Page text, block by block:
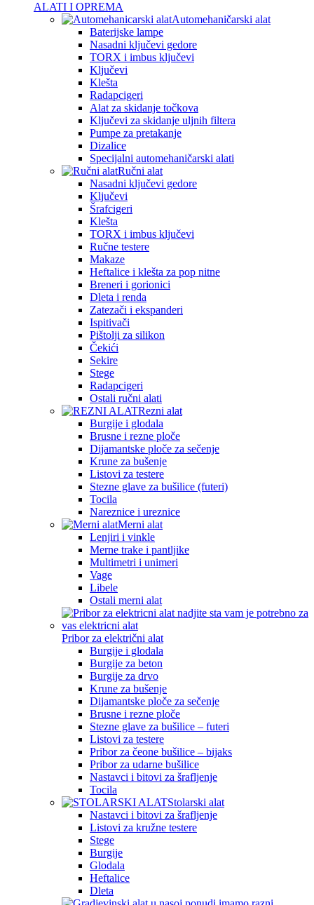
ALATI I OPREMA
Automehaničarski alat
Baterijske lampe
Nasadni ključevi gedore
TORX i imbus ključevi
Ključevi
Klešta
Radapcigeri
Alat za skidanje točkova
Ključevi za skidanje uljnih filtera
Pumpe za pretakanje
Dizalice
Specijalni automehaničarski alati
Ručni alat
Nasadni ključevi gedore
Ključevi
Šrafcigeri
Klešta
TORX i imbus ključevi
Ručne testere
Makaze
Heftalice i klešta za pop nitne
Breneri i gorionici
Dleta i renda
Zatezači i ekspanderi
Ispitivači
Pištolji za silikon
Čekići
Sekire
Stege
Radapcigeri
Ostali ručni alati
Rezni alat
Burgije i glodala
Brusne i rezne ploče
Dijamantske ploče za sečenje
Krune za bušenje
Listovi za testere
Stezne glave za bušilice (futeri)
Tocila
Nareznice i ureznice
Merni alat
Lenjiri i vinkle
Merne trake i pantljike
Multimetri i unimeri
Vage
Libele
Ostali merni alat
Pribor za električni alat
Burgije i glodala
Burgije za beton
Burgije za drvo
Krune za bušenje
Dijamantske ploče za sečenje
Brusne i rezne ploče
Stezne glave za bušilice – futeri
Listovi za testere
Pribor za čeone bušilice – bijaks
Pribor za udarne bušilice
Nastavci i bitovi za šrafljenje
Tocila
Stolarski alat
Nastavci i bitovi za šrafljenje
Listovi za kružne testere
Stege
Burgije
Glodala
Heftalice
Dleta